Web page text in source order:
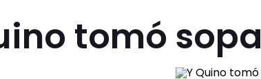
tomó sopa